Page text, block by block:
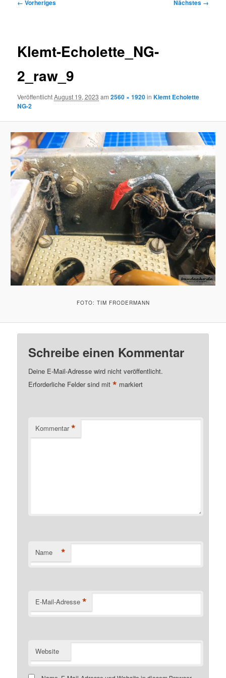
← Vorheriges Nächstes →
Klemt-Echolette_NG-
2_raw_9
VeröffentlichtAugust 19, 2023 am2560 × 1920inKlemt Echolette
NG-2
FOTO: TIM FRODERMANN
Schreibe einen Kommentar
Deine E-Mail-Adresse wird nicht veröffentlicht.
Erforderliche Felder sind mit* markiert
Kommentar *
Name *
E-Mail-Adresse *
Website